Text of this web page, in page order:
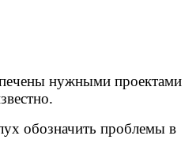
нужными проектами
обозначить проблемы в